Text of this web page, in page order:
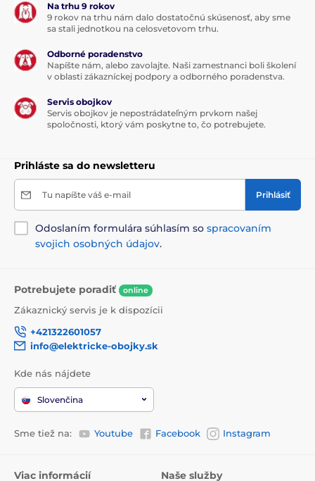
Na trhu 9 rokov
9 rokov na trhu nám dalo dostatočnú skúsenosť, aby sme
sa stali jednotkou na celosvetovom trhu.
Odborné poradenstvo
Napíšte nám, alebo zavolajte. Naši zamestnanci boli školení
v oblasti zákazníckej podpory a odborného poradenstva.
Servis obojkov
Servis obojkov je nepostrádateľným prvkom našej
spoločnosti, ktorý vám poskytne to, čo potrebujete.
Prihláste sa do newsletteru
Tu napíšte váš e-mail Prihlásiť
Odoslaním formulára súhlasím so spracovaním
svojich osobných údajov.
Potrebujete poradiť online
Zákaznický servis je k dispozícii
+421322601057
info@elektricke-obojky.sk
Kde nás nájdete
Slovenčina
Sme tiež na: Youtube Facebook Instagram
Viac informácií Naše služby